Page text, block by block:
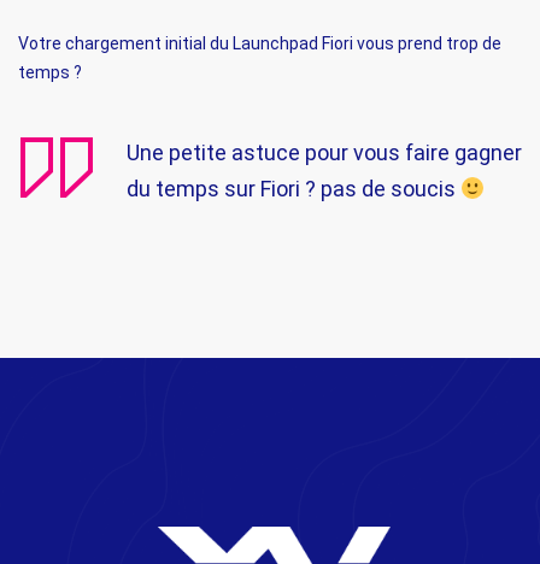
Votre chargement initial du Launchpad Fiori vous prend trop de
temps ?
Une petite astuce pour vous faire gagner
du temps sur Fiori ? pas de soucis